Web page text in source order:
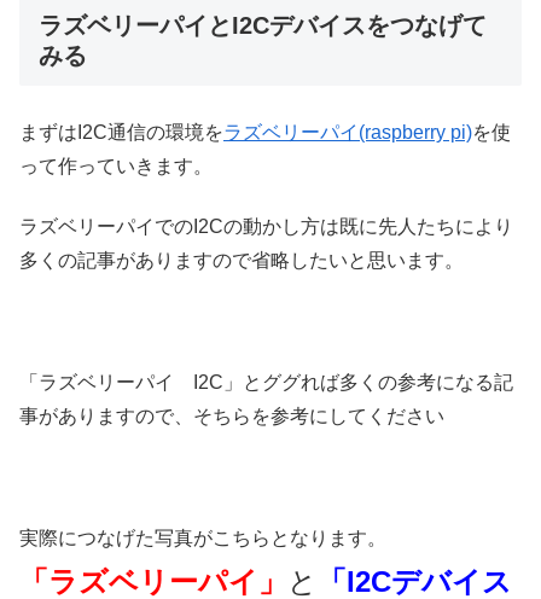
ラズベリーパイとI2Cデバイスをつなげて
みる
まずはI2C通信の環境をラズベリーパイ(raspberry pi)を使
って作っていきます。
ラズベリーパイでのI2Cの動かし方は既に先人たちにより
多くの記事がありますので省略したいと思います。
「ラズベリーパイ I2C」とググれば多くの参考になる記
事がありますので、そちらを参考にしてください
実際につなげた写真がこちらとなります。
「ラズベリーパイ」 と
「I2Cデバイス